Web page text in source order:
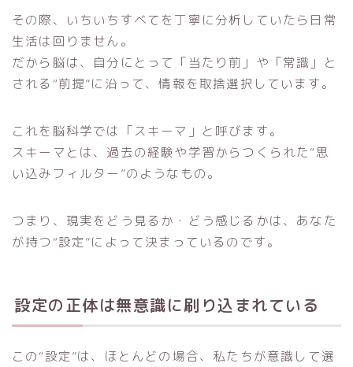
その際、いちいちすべてを丁寧に分析していたら日常
生活は回りません。
だから脳は、自分にとって「当たり前」や「常識」と
される“前提”に沿って、情報を取捨選択しています。
これを脳科学では「スキーマ」と呼びます。
スキーマとは、過去の経験や学習からつくられた“思
い込みフィルター”のようなもの。
つまり、現実をどう見るか・どう感じるかは、あなた
が持つ“設定”によって決まっているのです。
設定の正体は無意識に刷り込まれている
この“設定”は、ほとんどの場合、私たちが意識して選